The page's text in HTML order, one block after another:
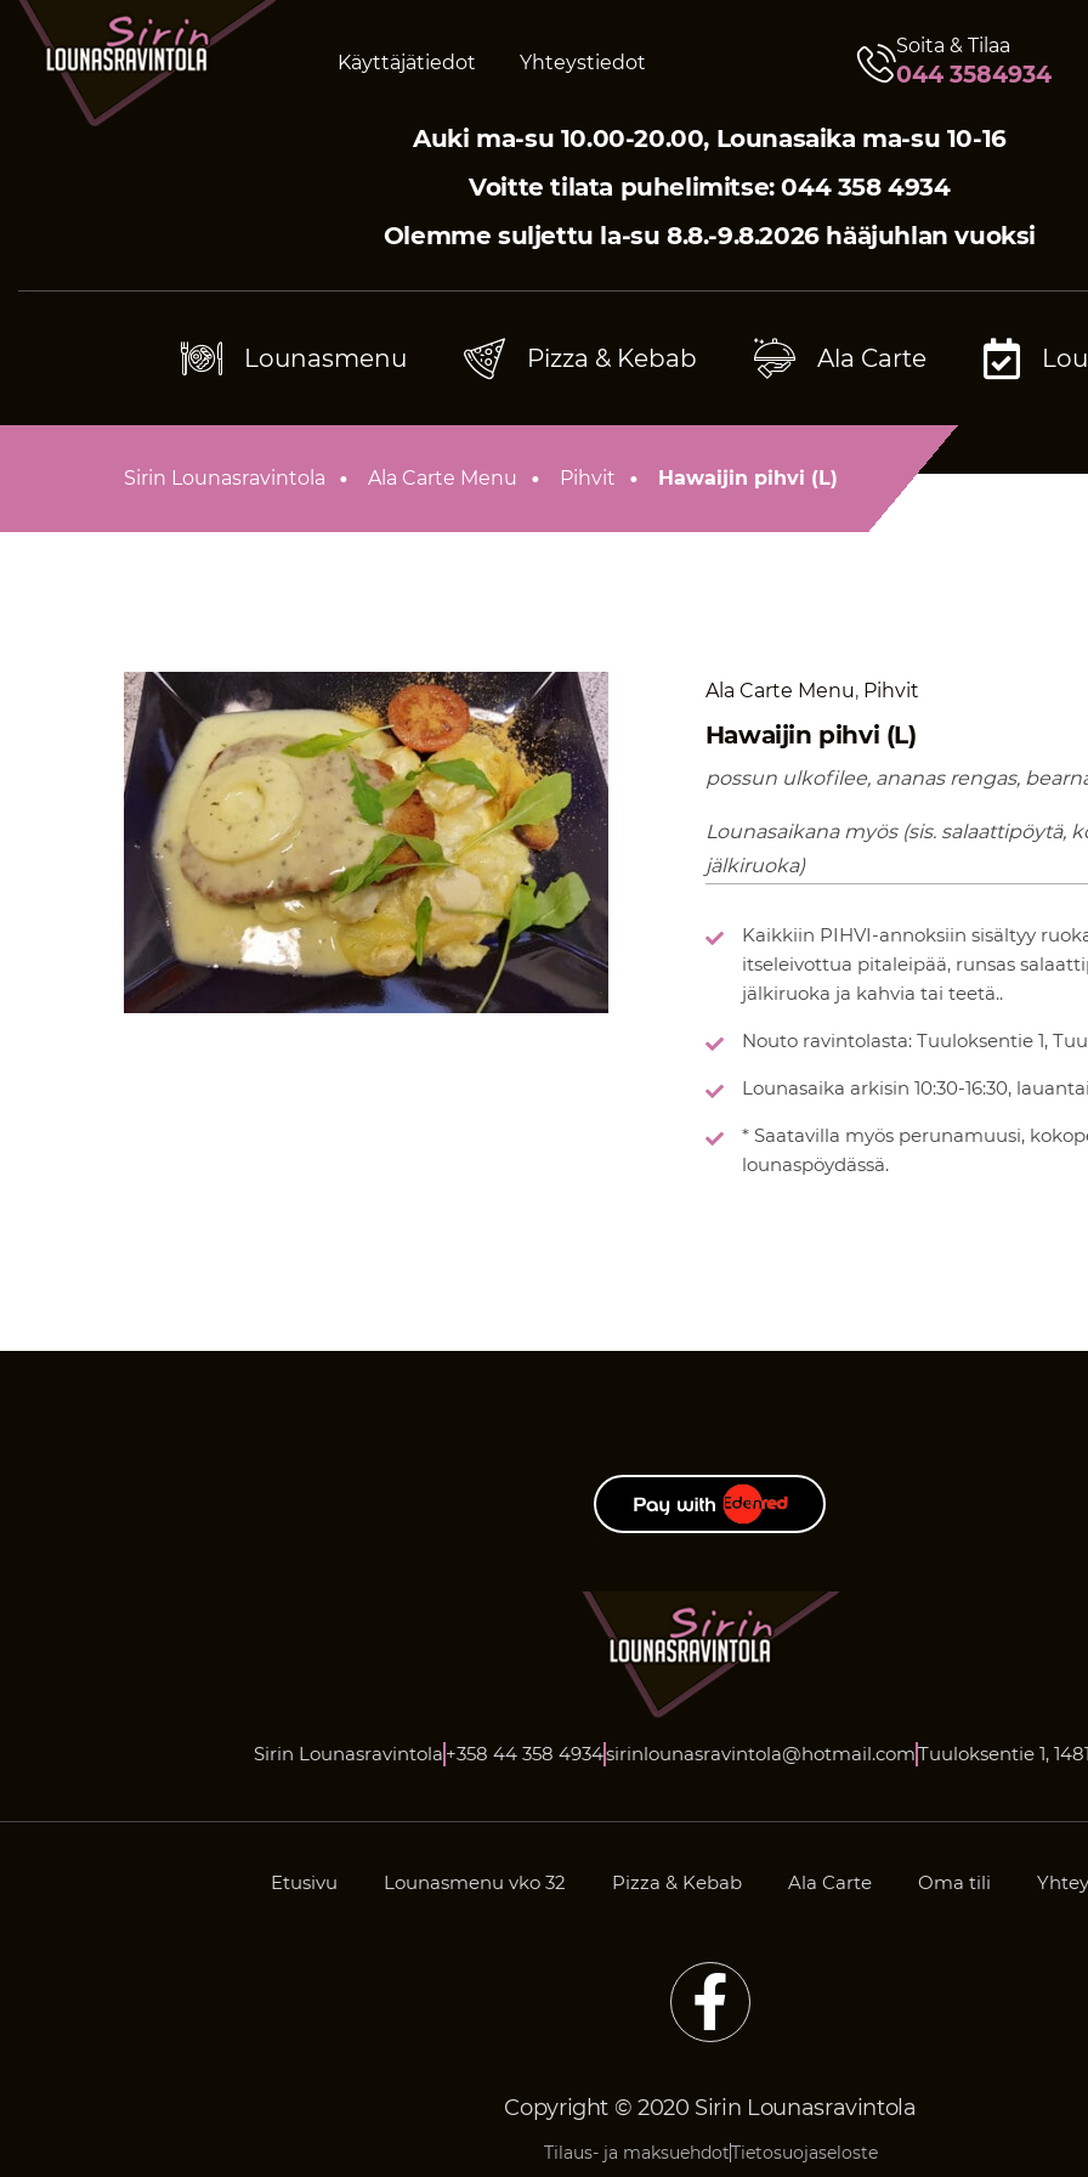
Käyttäjätiedot Yhteystiedot
Soita & Tilaa
044 3584934
Auki ma-su 10.00-20.00, Lounasaika ma-su 10-16
Voitte tilata puhelimitse: 044 358 4934
Olemme suljettu la-su 8.8.-9.8.2026 hääjuhlan vuoksi
Lounasmenu Pizza & Kebab Ala Carte
Sirin Lounasravintola Ala Carte Menu Pihvit Hawaijin pihvi (L)
Ala Carte Menu, Pihvit
Hawaijin pihvi (L)
possun ulkofilee, ananas rengas,
Lounasaikana myös (sis. salaattipöytä,
jälkiruoka)
Kaikkiin PIHVI-annoksiin sisältyy
itseleivottua pitaleipää, runsas
jälkiruoka ja kahvia tai teetä..
Nouto ravintolasta: Tuuloksentie 1,
Lounasaika arkisin 10:30-16:30,
* Saatavilla myös perunamuusi,
lounaspöydässä.
Sirin Lounasravintola +358 44 358 4934sirinlounasravintola@hotmail.comTuuloksentie 1,
Etusivu Lounasmenu vko 32 Pizza & Kebab Ala Carte Oma tili
Copyright © 2020 Sirin Lounasravintola
Tilaus- ja maksuehdotTietosuojaseloste